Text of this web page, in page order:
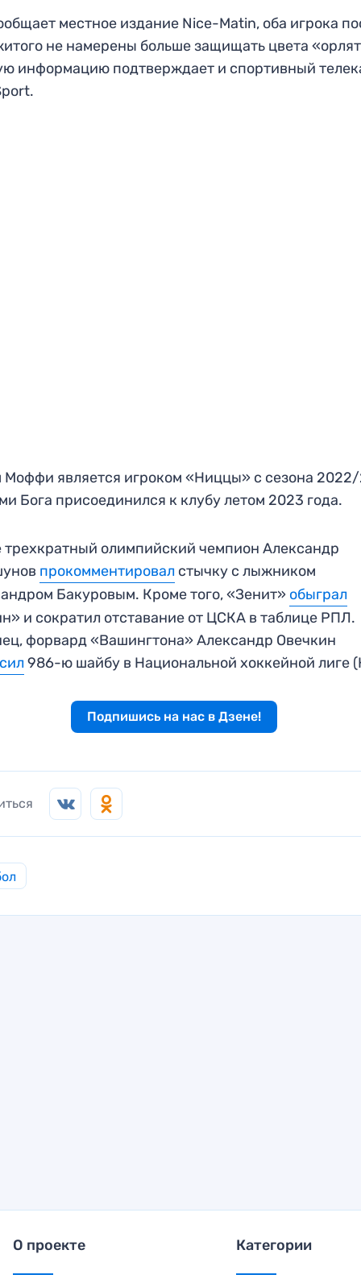
местное издание Nice-Matin, оба игрока
не намерены больше защищать цвета
информацию подтверждает и спортивный
Моффи является игроком «Ниццы» с сезона
Бога присоединился к клубу летом 2023 года.
трехкратный олимпийский чемпион Александр
прокомментировал стычку с лыжником
Бакуровым. Кроме того, «Зенит» обыграл
и сократил отставание от ЦСКА в таблице РПЛ.
форвард «Вашингтона» Александр Овечкин
986-ю шайбу в Национальной хоккейной лиге
Подпишись на нас в Дзене!
О проекте Категории